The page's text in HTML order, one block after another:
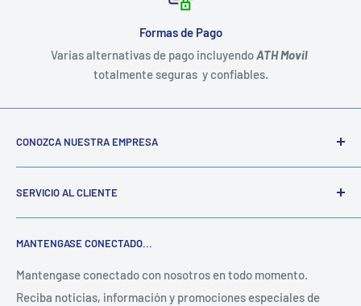
Formas de Pago
Varias alternativas de pago incluyendoATH Movil
totalmente seguras y confiables.
CONOZCA NUESTRA EMPRESA
años dedicada mayormente al suministro de
Escolares y de Oficinatanto al por mayor como al detal.
Contamos con una gama de de productos de alta calidad a
servicio en linea con el que podrá tener acceso a los
SERVICIO AL CLIENTE
Mi Cuenta
Política de Privacidad
Política de Devoluciones
Contáctenos
MANTENGASE CONECTADO...
Mantengase conectado con nosotros en todo momento.
Reciba noticias, información y promociones especiales de